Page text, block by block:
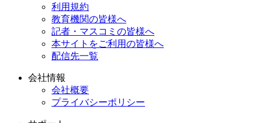
利用規約
教育機関の皆様へ
記者・マスコミの皆様へ
本サイトをご利用の皆様へ
配信先一覧
会社情報
会社概要
プライバシーポリシー